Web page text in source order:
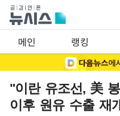
메인 랭킹
"이란 유조선, 美
이후 원유 수출 재